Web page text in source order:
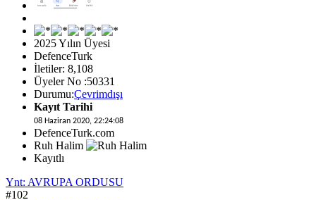
2025 Yılın Üyesi
DefenceTurk
İletiler: 8,108
Üyeler No :50331
Durumu:Çevrimdışı
Kayıt Tarihi
08 Haziran 2020, 22:24:08
DefenceTurk.com
Ruh Halim
Kayıtlı
Ynt: AVRUPA ORDUSU
#102